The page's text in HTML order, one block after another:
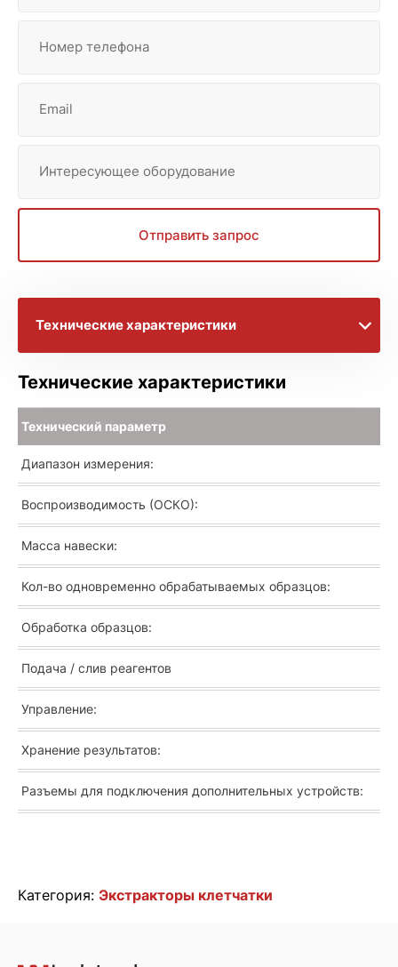
Номер телефона
Email
Интересующее оборудование
Отправить запрос
Технические характеристики
Видеоматериалы
Брошюра с информацией
Расширенное описание
Технические характеристики
Технический параметр
Диапазон измерения:
Воспроизводимость (ОСКО):
Масса навески:
Кол-во одновременно обрабатываемых образцов:
Обработка образцов:
Подача / слив реагентов
Управление:
Хранение результатов:
Разъемы для подключения дополнительных устройств:
Категория: Экстракторы клетчатки